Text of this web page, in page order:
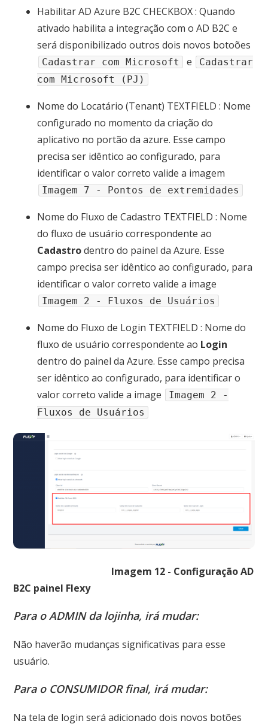
Habilitar AD Azure B2CCHECKBOX: Quando
ativado habilita a integração com o AD B2C e
será disponibilizado outros dois novos botoões
Cadastrar com Microsoft e
Cadastrar
com Microsoft (PJ)
Nome do Locatário (Tenant) TEXTFIELD : Nome
configurado no momento da criação do
aplicativo no portão da azure. Esse campo
precisa ser idêntico ao configurado, para
identificar o valor correto valide a imagem
Imagem 7 - Pontos de extremidades
Nome do Fluxo de Cadastro TEXTFIELD : Nome
do fluxo de usuário correspondente ao
Cadastrodentro do painel da Azure. Esse
campo precisa ser idêntico ao configurado, para
identificar o valor correto valide a image
Imagem 2 - Fluxos de Usuários
Nome do Fluxo de Login TEXTFIELD : Nome do
fluxo de usuário correspondente ao Login
dentro do painel da Azure. Esse campo precisa
ser idêntico ao configurado, para identificar o
valor correto valide a image
Imagem 2 -
Fluxos de Usuários
Imagem 12 - Configuração AD
B2C painel Flexy
Para o ADMIN da lojinha, irá mudar:
Não haverão mudanças significativas para esse
usuário.
Para o CONSUMIDOR final, irá mudar:
Na tela de login será adicionado dois novos botões